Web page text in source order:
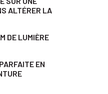
ALTÉRER LA
DE LUMIÈRE
EN